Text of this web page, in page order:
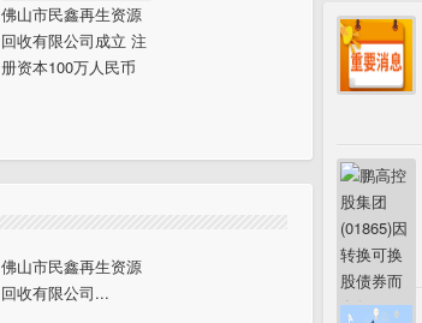
佛山市民鑫再生资源
回收有限公司成立 注
册资本100万人民币
佛山市民鑫再生资源
回收有限公司...